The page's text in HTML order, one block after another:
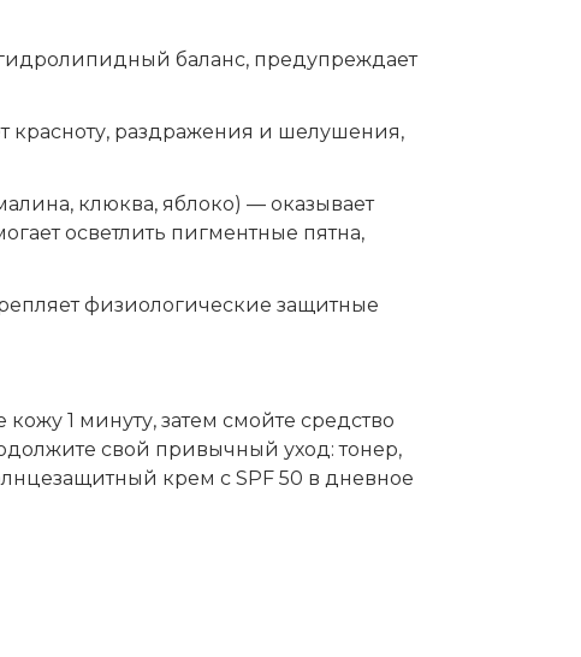
баланс, предупреждает
красноту, раздражения и шелушения,
клюква, яблоко) — оказывает
осветлить пигментные пятна,
физиологические защитные
1 минуту, затем смойте средство
свой привычный уход: тонер,
крем с SPF 50 в дневное